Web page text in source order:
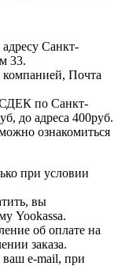
Санкт-
33.
Почта
СДЕК по Санкт-
до адреса 400руб.
ознакомиться
при условии
вы
Yookassa.
об оплате на
заказа.
ваш e-mail, при